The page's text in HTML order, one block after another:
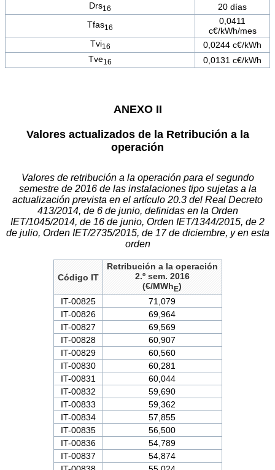
Drs16
20 días
Tfas16
0,0411
c€/kWh/mes
Tvi16
0,0244 c€/kWh
Tve16 0,0131 c€/kWh
ANEXO II
Valores actualizados de la Retribución a la
operación
Valores de retribución a la operación para el segundo
semestre de 2016 de las instalaciones tipo sujetas a la
actualización prevista en el artículo 20.3 del Real Decreto
413/2014, de 6 de junio, definidas en la Orden
IET/1045/2014, de 16 de junio, Orden IET/1344/2015, de 2
de julio, Orden IET/2735/2015, de 17 de diciembre, y en esta
orden
Código IT
Retribución a la operación
2.º sem. 2016
(€/MWhE)
IT-00825
71,079
IT-00826
69,964
IT-00827
69,569
IT-00828
60,907
IT-00829
60,560
IT-00830
60,281
IT-00831
60,044
IT-00832
59,690
IT-00833
59,362
IT-00834
57,855
IT-00835
56,500
IT-00836
54,789
IT-00837
54,874